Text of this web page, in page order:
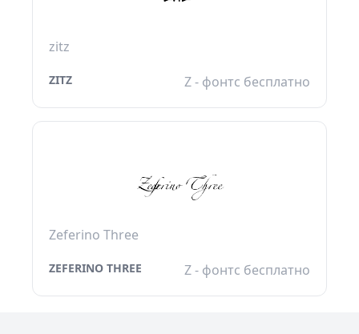
zitz
ZITZ Z - фонтс бесплатно
Zeferino Three
ZEFERINO THREE Z - фонтс бесплатно